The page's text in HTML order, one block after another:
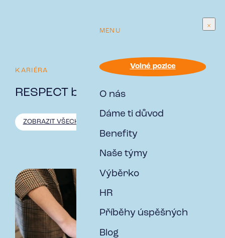
MENU
Volné pozice
O nás
Dáme ti důvod
Benefity
Naše týmy
Výběrko
HR
Příběhy úspěšných
Blog
KARIÉRA
RESPECT blog
ZOBRAZIT VŠECHNO